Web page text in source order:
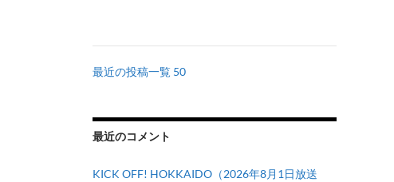
最近の投稿一覧 50
最近のコメント
KICK OFF! HOKKAIDO（2026年8月1日放送